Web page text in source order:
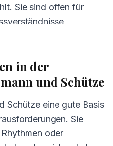
Sie sind offen für
in der
und Schütze
Schütze eine gute Basis
Sie
oder